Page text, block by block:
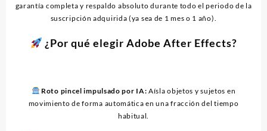
garantía completa y respaldo absoluto durante todo el periodo de la
suscripción adquirida (ya sea de 1 mes o 1 año).
¿Por qué elegir Adobe After Effects?
Roto pincel impulsado por IA: Aísla objetos y sujetos en
movimiento de forma automática en una fracción del tiempo
habitual.